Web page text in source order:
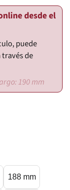
desde el
puede
de
190 mm
188 mm